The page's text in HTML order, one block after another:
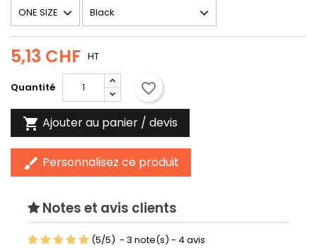
5,13 CHF HT
Quantité favorite_border
 Ajouter au panier / devis
brush Personnalisez ce produit
Notes et avis clients
(5/5) - 3 note(s) - 4 avis